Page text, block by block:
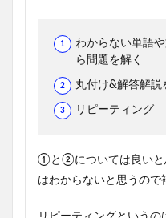
わからない単語
ら問題を解く
丸付け&解答解説
リピーティング
①と②については良いと
はわからないと思うので